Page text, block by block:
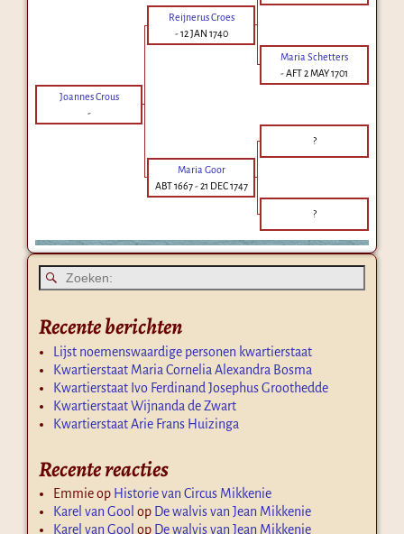
Reijnerus Croes
-12 JAN 1740
Maria Schetters
-AFT 2 MAY 1701
Joannes Crous
-
?
Maria Goor
ABT 1667-21 DEC 1747
?
Recente berichten
Lijst noemenswaardige personen kwartierstaat
Kwartierstaat Maria Cornelia Alexandra Bosma
Kwartierstaat Ivo Ferdinand Josephus Groothedde
Kwartierstaat Wijnanda de Zwart
Kwartierstaat Arie Frans Huizinga
Recente reacties
Emmieop Historie van Circus Mikkenie
Karel van Gool op De walvis van Jean Mikkenie
Karel van Gool op De walvis van Jean Mikkenie